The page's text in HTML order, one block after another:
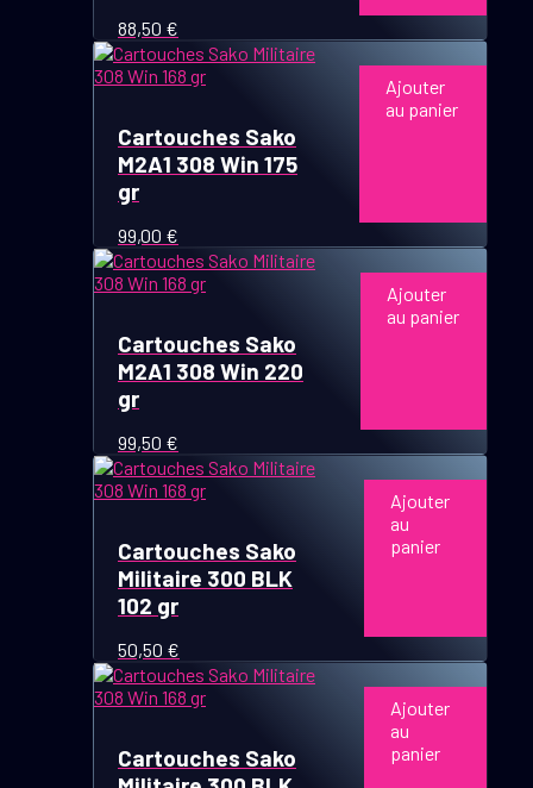
88,50 €
Cartouches Sako
M2A1 308 Win 175
gr
99,00 €
Ajouter
au panier
Cartouches Sako
M2A1 308 Win 220
gr
99,50 €
Ajouter
au panier
Cartouches Sako
Militaire 300 BLK
102 gr
50,50 €
Ajouter
au
panier
Cartouches Sako
Ajouter
au
panier